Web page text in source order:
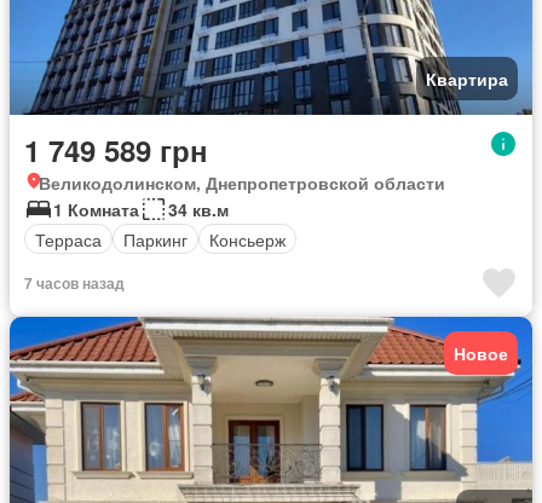
Квартира
1 749 589 грн
Великодолинском, Днепропетровской области
1 Комната
34 кв.м
Терраса
Паркинг Консьерж
7 часов назад
Новое